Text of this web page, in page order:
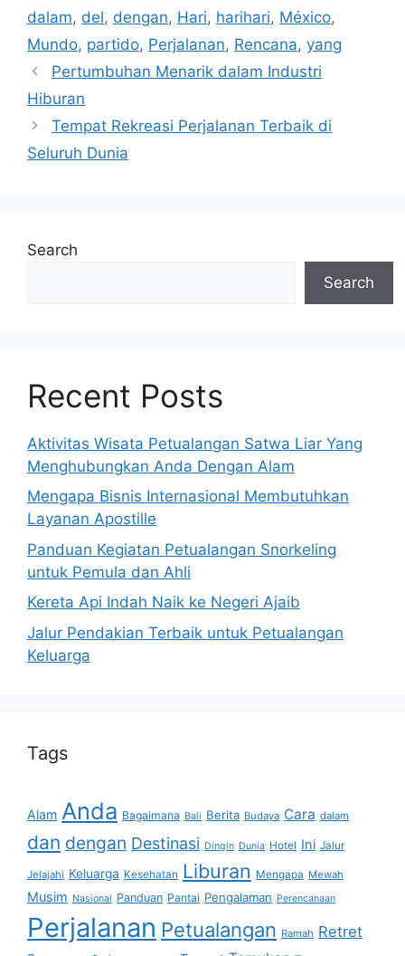
dalam, del, dengan, Hari, harihari, México,
Mundo, partido, Perjalanan, Rencana, yang
Pertumbuhan Menarik dalam Industri
Hiburan
Tempat Rekreasi Perjalanan Terbaik di
Seluruh Dunia
Search
Search
Recent Posts
Aktivitas Wisata Petualangan Satwa Liar Yang
Menghubungkan Anda Dengan Alam
Mengapa Bisnis Internasional Membutuhkan
Layanan Apostille
Panduan Kegiatan Petualangan Snorkeling
untuk Pemula dan Ahli
Kereta Api Indah Naik ke Negeri Ajaib
Jalur Pendakian Terbaik untuk Petualangan
Keluarga
Tags
Alam Anda Bagaimana Bali Berita Budaya Cara dalam
dan dengan Destinasi Dingin Dunia Hotel Ini Jalur
Jelajahi Keluarga Kesehatan Liburan Mengapa Mewah
Musim Nasional Panduan Pantai Pengalaman Perencanaan
Perjalanan Petualangan Ramah Retret